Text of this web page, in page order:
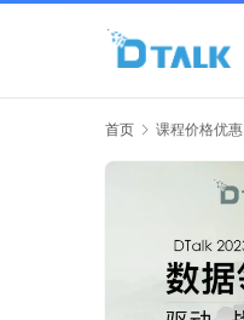
首页 课程价格优惠